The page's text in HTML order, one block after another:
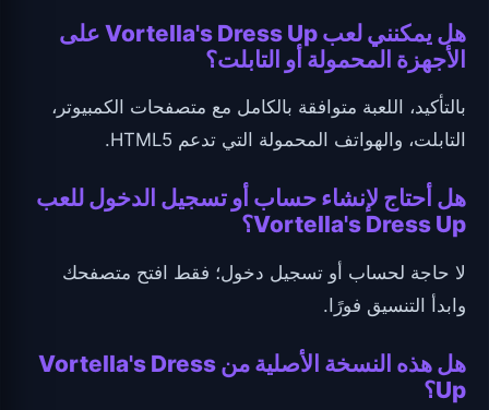
هل يمكنني لعب Vortella's Dress Up على
الأجهزة المحمولة أو التابلت؟
بالتأكيد، اللعبة متوافقة بالكامل مع متصفحات الكمبيوتر،
التابلت، والهواتف المحمولة التي تدعم HTML5.
هل أحتاج لإنشاء حساب أو تسجيل الدخول للعب
Vortella's Dress Up؟
لا حاجة لحساب أو تسجيل دخول؛ فقط افتح متصفحك
وابدأ التنسيق فورًا.
هل هذه النسخة الأصلية من Vortella's Dress
Up؟